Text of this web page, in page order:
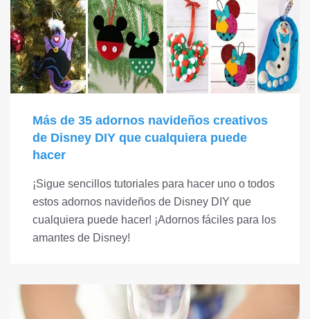
Más de 35 adornos navideños creativos
de Disney DIY que cualquiera puede
hacer
¡Sigue sencillos tutoriales para hacer uno o todos
estos adornos navideños de Disney DIY que
cualquiera puede hacer! ¡Adornos fáciles para los
amantes de Disney!